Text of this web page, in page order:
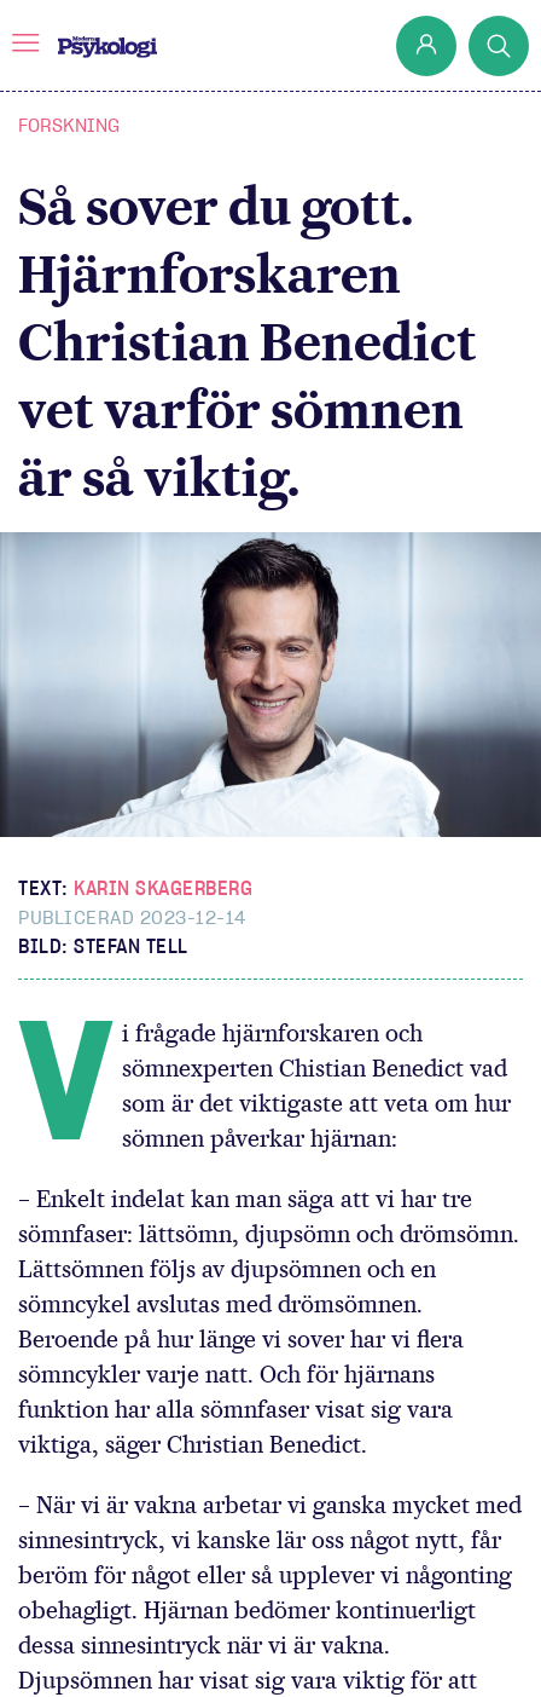
Prenumerera
Det har jag lärt mig
Klassiska experiment
Podd
Intervju
Steg för steg
FORSKNING
Så sover du gott.
Hjärnforskaren
Christian Benedict
vet varför sömnen
är så viktig.
TEXT: KARIN SKAGERBERG
PUBLICERAD 2023-12-14
BILD: STEFAN TELL
V i frågade hjärnforskaren och
sömnexperten Chistian Benedict vad
som är det viktigaste att veta om hur
sömnen påverkar hjärnan:
– Enkelt indelat kan man säga att vi har tre
sömnfaser: lättsömn, djupsömn och drömsömn.
Lättsömnen följs av djupsömnen och en
sömncykel avslutas med drömsömnen.
Beroende på hur länge vi sover har vi flera
sömncykler varje natt. Och för hjärnans
funktion har alla sömnfaser visat sig vara
viktiga, säger Christian Benedict.
– När vi är vakna arbetar vi ganska mycket med
sinnesintryck, vi kanske lär oss något nytt, får
beröm för något eller så upplever vi någonting
obehagligt. Hjärnan bedömer kontinuerligt
dessa sinnesintryck när vi är vakna.
Djupsömnen har visat sig vara viktig för att